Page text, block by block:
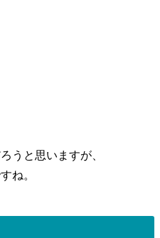
うと思いますが、
ね。